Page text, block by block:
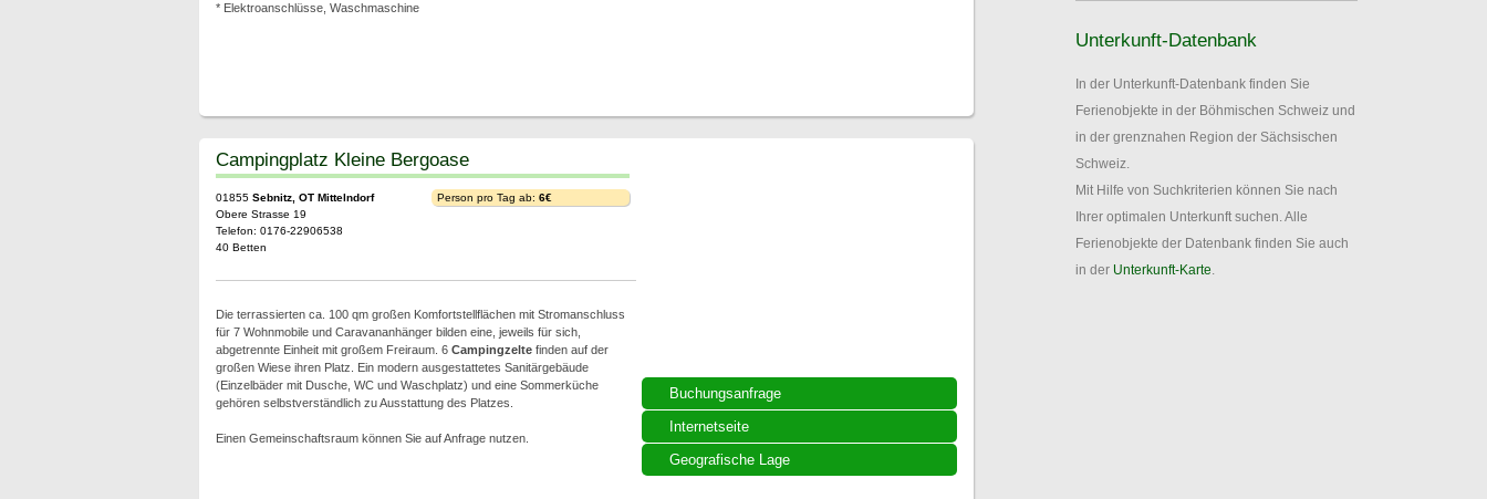
* Elektroanschlüsse, Waschmaschine
Buchungsanfrage
Internetseite
Geografische Lage
Campingplatz Kleine Bergoase
01855 Sebnitz, OT Mittelndorf
Obere Strasse 19
Telefon: 0176-22906538
40 Betten
Person pro Tag ab: 6€
Die terrassierten ca. 100 qm großen Komfortstellflächen mit Stromanschluss
für 7 Wohnmobile und Caravananhänger bilden eine, jeweils für sich,
abgetrennte Einheit mit großem Freiraum. 6 Campingzeltefinden auf der
großen Wiese ihren Platz. Ein modern ausgestattetes Sanitärgebäude
(Einzelbäder mit Dusche, WC und Waschplatz) und eine Sommerküche
gehören selbstverständlich zu Ausstattung des Platzes.
Einen Gemeinschaftsraum können Sie auf Anfrage nutzen.
Unterkunft-Datenbank
In der Unterkunft-Datenbank finden Sie
Ferienobjekte in der Böhmischen Schweiz und
in der grenznahen Region der Sächsischen
Schweiz.
Mit Hilfe von Suchkriterien können Sie nach
Ihrer optimalen Unterkunft suchen. Alle
Ferienobjekte der Datenbank finden Sie auch
in der Unterkunft-Karte.